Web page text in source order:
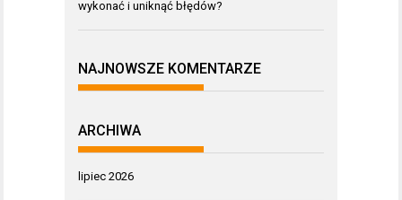
wykonać i uniknąć błędów?
NAJNOWSZE KOMENTARZE
ARCHIWA
lipiec 2026